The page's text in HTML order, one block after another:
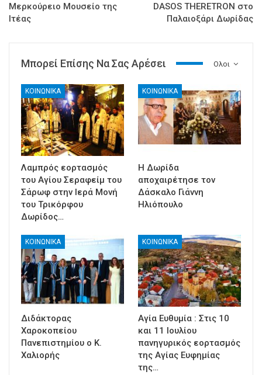
Μερκούρειο Μουσείο της
Ιτέας
DASOS THERETROΝ στο
Παλαιοξάρι Δωρίδας
Ολοι
Μπορεί Επίσης Να Σας Αρέσει
ΚΟΙΝΩΝΙΚΑ
Λαμπρός εορτασμός
του Αγίου Σεραφείμ του
Σάρωφ στην Ιερά Μονή
του Τρικόρφου
Δωρίδος…
ΚΟΙΝΩΝΙΚΑ
Η Δωρίδα
αποχαιρέτησε τον
Δάσκαλο Γιάννη
Ηλιόπουλο
ΚΟΙΝΩΝΙΚΑ
Διδάκτορας
Χαροκοπείου
Πανεπιστημίου ο Κ.
Χαλιορής
ΚΟΙΝΩΝΙΚΑ
Αγία Ευθυμία : Στις 10
και 11 Ιουλίου
πανηγυρικός εορτασμός
της Αγίας Ευφημίας
της…